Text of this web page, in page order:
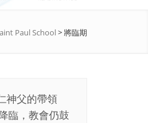
Paul School>將臨期
神父的帶領
臨，教會仍鼓